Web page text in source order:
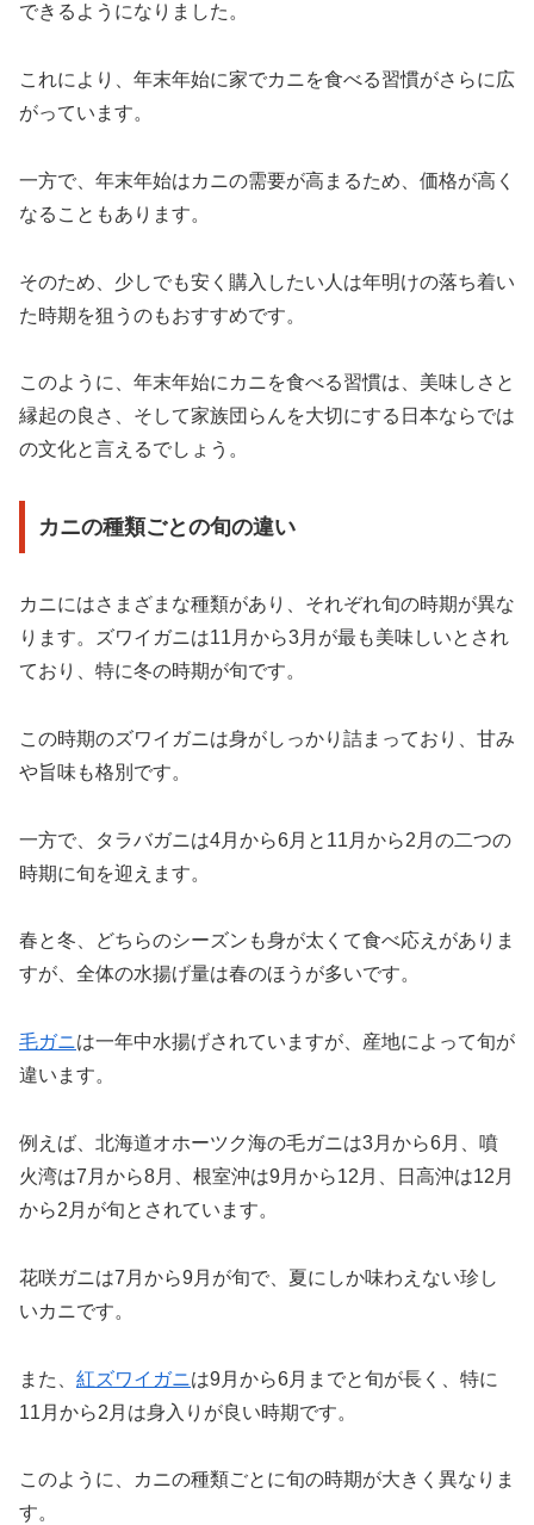
できるようになりました。
これにより、年末年始に家でカニを食べる習慣がさらに広
がっています。
一方で、年末年始はカニの需要が高まるため、価格が高く
なることもあります。
そのため、少しでも安く購入したい人は年明けの落ち着い
た時期を狙うのもおすすめです。
このように、年末年始にカニを食べる習慣は、美味しさと
縁起の良さ、そして家族団らんを大切にする日本ならでは
の文化と言えるでしょう。
カニの種類ごとの旬の違い
カニにはさまざまな種類があり、それぞれ旬の時期が異な
ります。ズワイガニは11月から3月が最も美味しいとされ
ており、特に冬の時期が旬です。
この時期のズワイガニは身がしっかり詰まっており、甘み
や旨味も格別です。
一方で、タラバガニは4月から6月と11月から2月の二つの
時期に旬を迎えます。
春と冬、どちらのシーズンも身が太くて食べ応えがありま
すが、全体の水揚げ量は春のほうが多いです。
毛ガニは一年中水揚げされていますが、産地によって旬が
違います。
例えば、北海道オホーツク海の毛ガニは3月から6月、噴
火湾は7月から8月、根室沖は9月から12月、日高沖は12月
から2月が旬とされています。
花咲ガニは7月から9月が旬で、夏にしか味わえない珍し
いカニです。
また、 紅ズワイガニは9月から6月までと旬が長く、特に
11月から2月は身入りが良い時期です。
このように、カニの種類ごとに旬の時期が大きく異なりま
す。